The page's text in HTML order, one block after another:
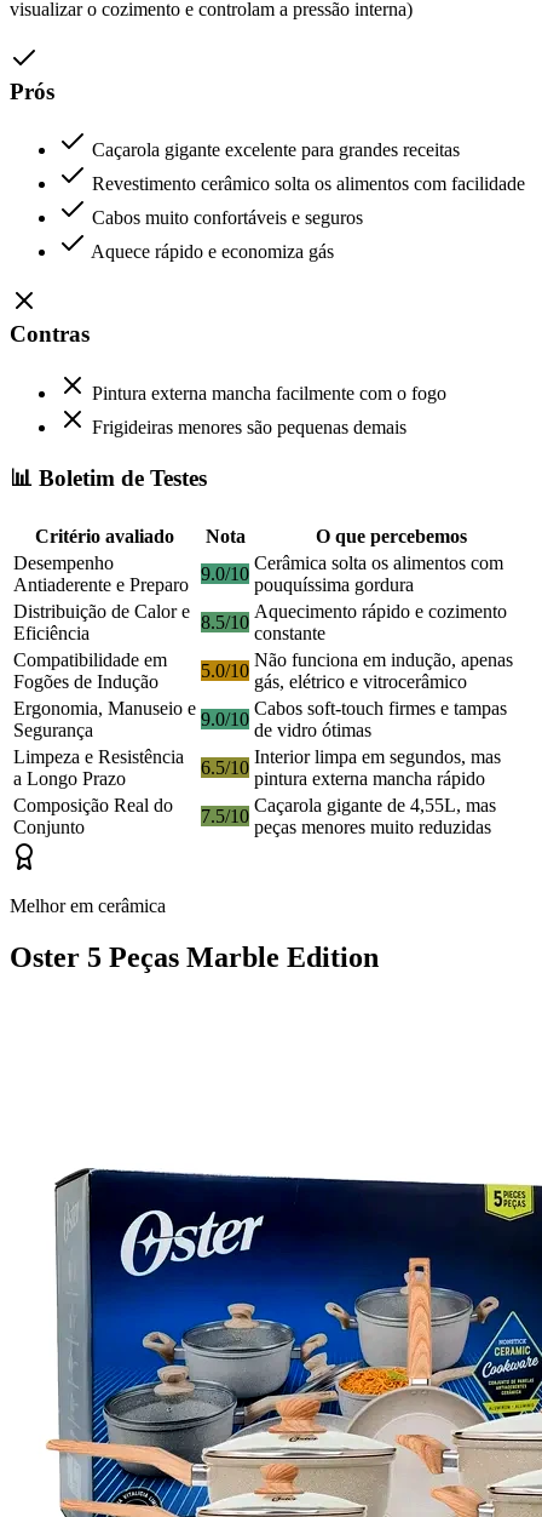
visualizar o cozimento e controlam a pressão interna)
Prós
Caçarola gigante excelente para grandes receitas
Revestimento cerâmico solta os alimentos com facilidade
Cabos muito confortáveis e seguros
Aquece rápido e economiza gás
Contras
Pintura externa mancha facilmente com o fogo
Frigideiras menores são pequenas demais
📊 Boletim de Testes
Critério avaliado Nota
O que percebemos
Desempenho
Antiaderente e Preparo
9.0/10
Cerâmica solta os alimentos com
pouquíssima gordura
Distribuição de Calor e
Eficiência
8.5/10
Aquecimento rápido e cozimento
constante
Compatibilidade em
Fogões de Indução
5.0/10
Não funciona em indução, apenas
gás, elétrico e vitrocerâmico
Ergonomia, Manuseio e
Segurança
9.0/10
Cabos soft-touch firmes e tampas
de vidro ótimas
Limpeza e Resistência
a Longo Prazo
6.5/10
Interior limpa em segundos, mas
pintura externa mancha rápido
Composição Real do
Conjunto
7.5/10
Caçarola gigante de 4,55L, mas
peças menores muito reduzidas
Melhor em cerâmica
Oster 5 Peças Marble Edition